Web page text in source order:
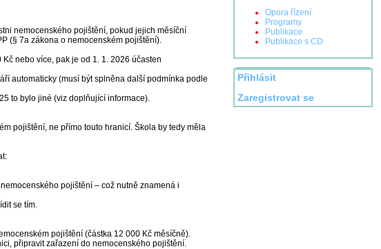
Opora řízení
Programy
Publikace
Publikace s CD
Přihlásit
Zaregistrovat se
nemocenského pojištění, pokud jejich měsíční
(§ 7a zákona o nemocenském pojištění).
nebo více, pak je od 1. 1. 2026 účasten
automaticky (musí být splněna další podmínka podle
to bylo jiné (viz doplňující informace).
pojištění, ne přímo touto hranicí. Škola by tedy měla
pojištění – což nutně znamená i
se tím.
pojištění (částka 12 000 Kč měsíčně).
připravit zařazení do nemocenského pojištění.